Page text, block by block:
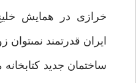
خرازى در همايش
ايران قدرتمند
ساختمان جديد